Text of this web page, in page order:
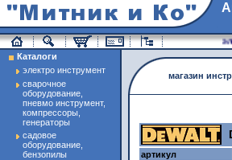
магазин инструменты
магазин
артикул
Каталоги
электро инструмент
сварочное
оборудование,
пневмо инструмент,
компрессоры,
генераторы
садовое
оборудование,
бензопилы